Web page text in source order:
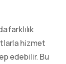
farklılık
hizmet
edebilir. Bu